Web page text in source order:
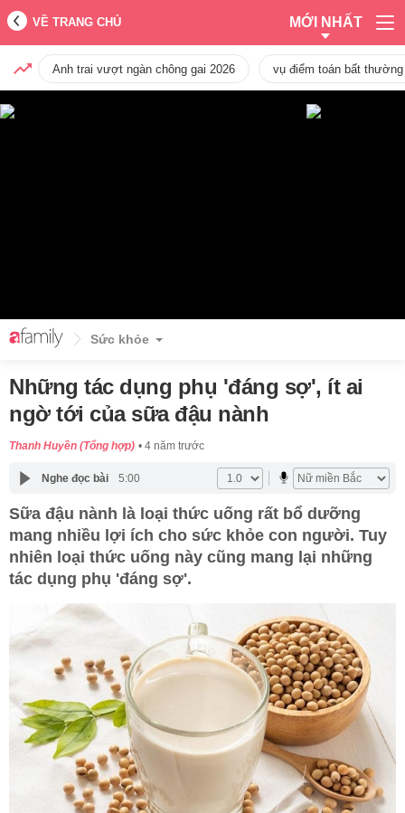
VỀ TRANG CHỦ MỚI NHẤT
Anh trai vượt ngàn chông gai 2026 vụ điểm toán bất
Sức khỏe
Những tác dụng phụ 'đáng sợ', ít ai
ngờ tới của sữa đậu nành
Thanh Huyền (Tổng hợp) 4 năm trước
Nghe đọc bài 5:00
Sữa đậu nành là loại thức uống rất bổ dưỡng
mang nhiều lợi ích cho sức khỏe con người. Tuy
nhiên loại thức uống này cũng mang lại những
tác dụng phụ 'đáng sợ'.